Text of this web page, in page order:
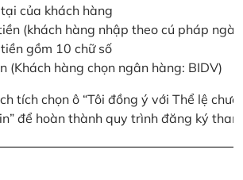
của khách hàng
(khách hàng nhập theo cú pháp
gồm 10 chữ số
(Khách hàng chọn ngân hàng: BIDV)
tích chọn ô “Tôi đồng ý với Thể lệ
để hoàn thành quy trình đăng ký